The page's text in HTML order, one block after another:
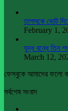
তাপসকে ভোট
February 1,
যুদ্ধ বন্ধে তিন
March 12,
ফেসবুকে আমাদের ফলো
সর্বশেষ সংবাদ